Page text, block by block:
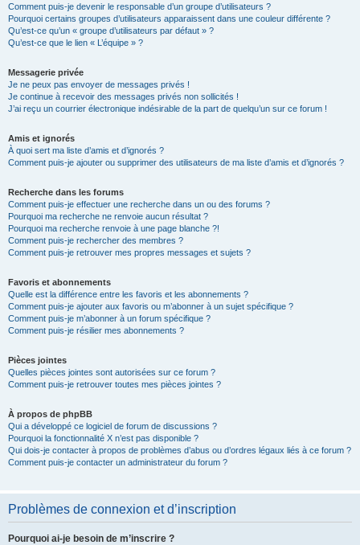
Comment puis-je devenir le responsable d’un groupe d’utilisateurs ?
Pourquoi certains groupes d’utilisateurs apparaissent dans une couleur différente ?
Qu’est-ce qu’un « groupe d’utilisateurs par défaut » ?
Qu’est-ce que le lien « L’équipe » ?
Messagerie privée
Je ne peux pas envoyer de messages privés !
Je continue à recevoir des messages privés non sollicités !
J’ai reçu un courrier électronique indésirable de la part de quelqu’un sur ce forum !
Amis et ignorés
À quoi sert ma liste d’amis et d’ignorés ?
Comment puis-je ajouter ou supprimer des utilisateurs de ma liste d’amis et d’ignorés ?
Recherche dans les forums
Comment puis-je effectuer une recherche dans un ou des forums ?
Pourquoi ma recherche ne renvoie aucun résultat ?
Pourquoi ma recherche renvoie à une page blanche ?!
Comment puis-je rechercher des membres ?
Comment puis-je retrouver mes propres messages et sujets ?
Favoris et abonnements
Quelle est la différence entre les favoris et les abonnements ?
Comment puis-je ajouter aux favoris ou m’abonner à un sujet spécifique ?
Comment puis-je m’abonner à un forum spécifique ?
Comment puis-je résilier mes abonnements ?
Pièces jointes
Quelles pièces jointes sont autorisées sur ce forum ?
Comment puis-je retrouver toutes mes pièces jointes ?
À propos de phpBB
Qui a développé ce logiciel de forum de discussions ?
Pourquoi la fonctionnalité X n’est pas disponible ?
Qui dois-je contacter à propos de problèmes d’abus ou d’ordres légaux liés à ce forum ?
Comment puis-je contacter un administrateur du forum ?
Problèmes de connexion et d’inscription
Pourquoi ai-je besoin de m’inscrire ?